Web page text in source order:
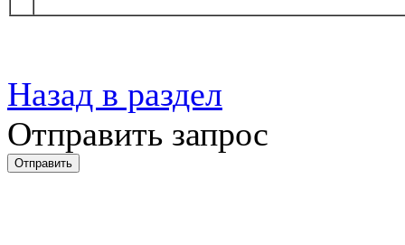
Назад в раздел
Отправить запрос